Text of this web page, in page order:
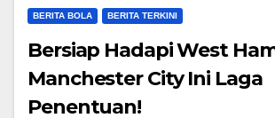
BERITA BOLA BERITA TERKINI
Bersiap Hadapi West
Manchester City Ini Laga
Penentuan!